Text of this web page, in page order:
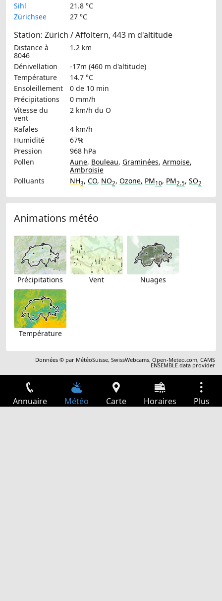
Sihl
21.8 °C
Zürichsee
27 °C
Station: Zürich / Affoltern, 443 m d'altitude
Distance à
8046
1.2 km
Dénivellation
-17m (460 m d'altitude)
Température
14.7 °C
Ensoleillement
0 de 10 min
Précipitations
0 mm/h
Vitesse du
vent
2 km/h du O
Rafales
4 km/h
Humidité
67%
Pression
968 hPa
Pollen
Aune, Bouleau, Graminées, Armoise,
Ambroisie
Polluants
NH3, CO, NO2, Ozone, PM10, PM2.5, SO2
Animations météo
Précipitations Vent Nuages
Température
Données © par MétéoSuisse,SwissWebcams,Open-Meteo.com,CAMS
ENSEMBLE data provider
Annuaire Météo Carte Horaires Plus